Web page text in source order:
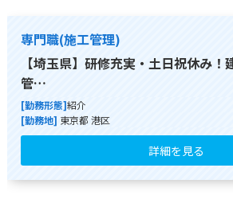
専門職(施工管理)
【埼玉県】研修充実・土日祝休み！
管…
[勤務形態]紹介
[勤務地] 東京都 港区
詳細を見る